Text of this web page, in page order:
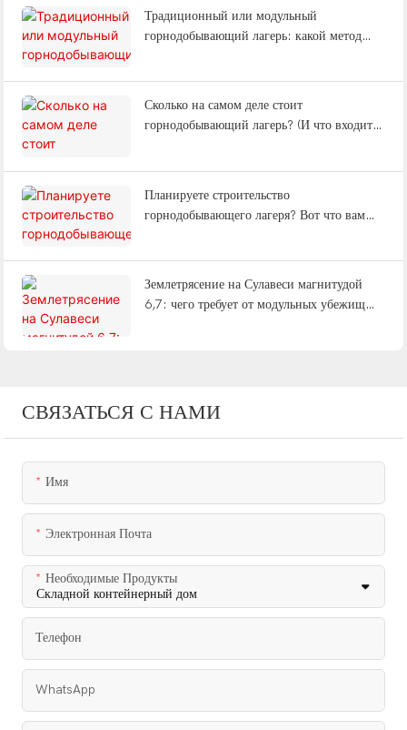
Традиционный или модульный
горнодобывающий лагерь: какой метод
Сколько на самом деле стоит
горнодобывающий лагерь? (И что входит в
Планируете строительство
горнодобывающего лагеря? Вот что вам
Землетрясение на Сулавеси магнитудой
6,7: чего требует от модульных убежищ
СВЯЗАТЬСЯ С НАМИ
Имя
Электронная Почта
Необходимые Продукты
Телефон
WhatsApp